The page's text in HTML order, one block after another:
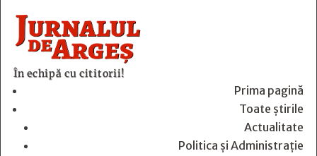
În echipă cu cititorii!
Prima pagină
Toate știrile
Actualitate
Politica și Administrație